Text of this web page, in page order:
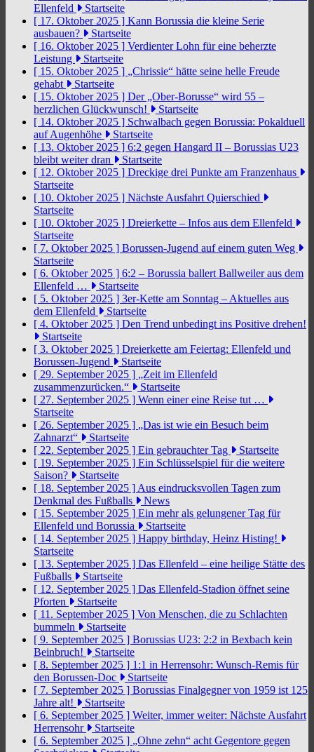
Ellenfeld
Startseite
[ 17. Oktober 2025 ] Kann Borussia die kleine Serie
ausbauen?
Startseite
[ 16. Oktober 2025 ] Verdienter Lohn für eine beherzte
Leistung
Startseite
[ 15. Oktober 2025 ] „Chrissie“ hätte seine helle Freude
gehabt
Startseite
[ 15. Oktober 2025 ] Der „Ober-Borusse“ wird 55 –
herzlichen Glückwunsch!
Startseite
[ 14. Oktober 2025 ] Schwalbach gegen Borussia: Pokalduell
auf Augenhöhe
Startseite
[ 13. Oktober 2025 ] 6:2 gegen Hangard II – Borussias U23
bleibt weiter dran
Startseite
[ 12. Oktober 2025 ] Dreckige drei Punkte am Franzenhaus
Startseite
[ 10. Oktober 2025 ] Nächste Ausfahrt Quierschied
Startseite
[ 10. Oktober 2025 ] Dreierkette – Infos aus dem Ellenfeld
Startseite
[ 7. Oktober 2025 ] Borussen-Jugend auf einem guten Weg
Startseite
[ 6. Oktober 2025 ] 6:2 – Borussia ballert Ballweiler aus dem
Ellenfeld …
Startseite
[ 5. Oktober 2025 ] 3er-Kette am Sonntag – Aktuelles aus
dem Ellenfeld
Startseite
[ 4. Oktober 2025 ] Den Trend unbedingt ins Positive drehen!
Startseite
[ 3. Oktober 2025 ] Dreierkette am Feiertag: Ellenfeld und
Borussen-Jugend
Startseite
[ 29. September 2025 ] „Zeit im Ellenfeld
zusammenzurücken.“
Startseite
[ 27. September 2025 ] Wenn einer eine Reise tut …
Startseite
[ 26. September 2025 ] „Das ist wie ein Besuch beim
Zahnarzt“
Startseite
[ 22. September 2025 ] Ein gebrauchter Tag
Startseite
[ 19. September 2025 ] Ein Schlüsselspiel für die weitere
Saison?
Startseite
[ 18. September 2025 ] Aus eindrucksvollen Tagen zum
Denkmal des Fußballs
News
[ 15. September 2025 ] Ein mehr als gelungener Tag für
Ellenfeld und Borussia
Startseite
[ 14. September 2025 ] Happy birthday, Heinz Histing!
Startseite
[ 13. September 2025 ] Das Ellenfeld – eine heilige Stätte des
Fußballs
Startseite
[ 12. September 2025 ] Das Ellenfeld-Stadion öffnet seine
Pforten
Startseite
[ 11. September 2025 ] Von Menschen, die zu Schlachten
bummeln
Startseite
[ 9. September 2025 ] Borussias U23: 2:2 in Bexbach kein
Beinbruch!
Startseite
[ 8. September 2025 ] 1:1 in Herrensohr: Wunsch-Remis für
den Borussen-Doc
Startseite
[ 7. September 2025 ] Borussias Finalgegner von 1959 ist 125
Jahre alt!
Startseite
[ 6. September 2025 ] Weiter, immer weiter: Nächste Ausfahrt
Herrensohr
Startseite
[ 6. September 2025 ] „Ohne zehn“ acht Gegentore gegen